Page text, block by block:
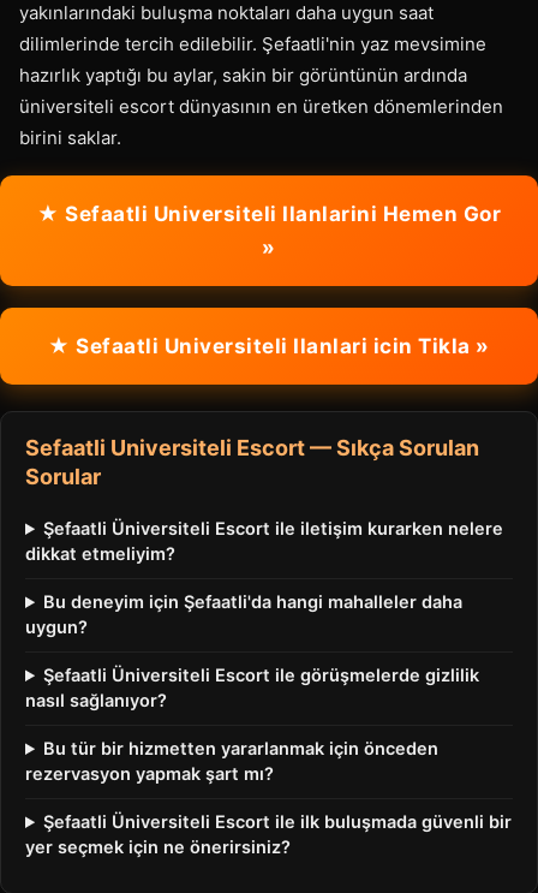
yakınlarındaki buluşma noktaları daha uygun saat
dilimlerinde tercih edilebilir. Şefaatli'nin yaz mevsimine
hazırlık yaptığı bu aylar, sakin bir görüntünün ardında
üniversiteli escort dünyasının en üretken dönemlerinden
birini saklar.
★ Sefaatli Universiteli Ilanlarini Hemen Gor
»
★ Sefaatli Universiteli Ilanlari icin Tikla »
Sefaatli Universiteli Escort — Sıkça Sorulan
Sorular
Şefaatli Üniversiteli Escort ile iletişim kurarken nelere
dikkat etmeliyim?
Bu deneyim için Şefaatli'da hangi mahalleler daha
uygun?
Şefaatli Üniversiteli Escort ile görüşmelerde gizlilik
nasıl sağlanıyor?
Bu tür bir hizmetten yararlanmak için önceden
rezervasyon yapmak şart mı?
Şefaatli Üniversiteli Escort ile ilk buluşmada güvenli bir
yer seçmek için ne önerirsiniz?